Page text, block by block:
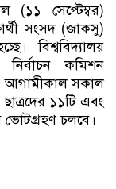
(১১ সেপ্টেম্বর)
সংসদ (জাকসু)
বিশ্ববিদ্যালয়
কমিশন
আগামীকাল সকাল
ছাত্রদের ১১টি এবং
ভোটগ্রহণ চলবে।